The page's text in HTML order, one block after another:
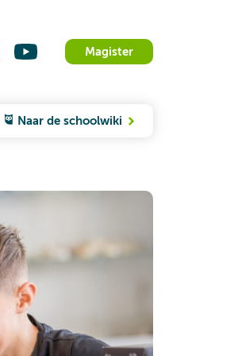
Magister
Naar de schoolwiki